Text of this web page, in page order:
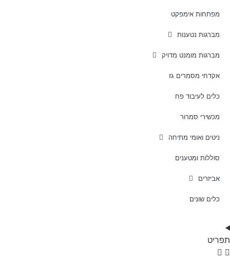
מפתחות אימפקט
מברגות נטענות
מברגות מומנט מדויק
אקדחי מסמרים גז
כלים לעיבוד פח
מכשירי סמרור
ניטים ואומי מתיחה
סוללות ומטענים
אביזרים
כלים שונים
תפריט